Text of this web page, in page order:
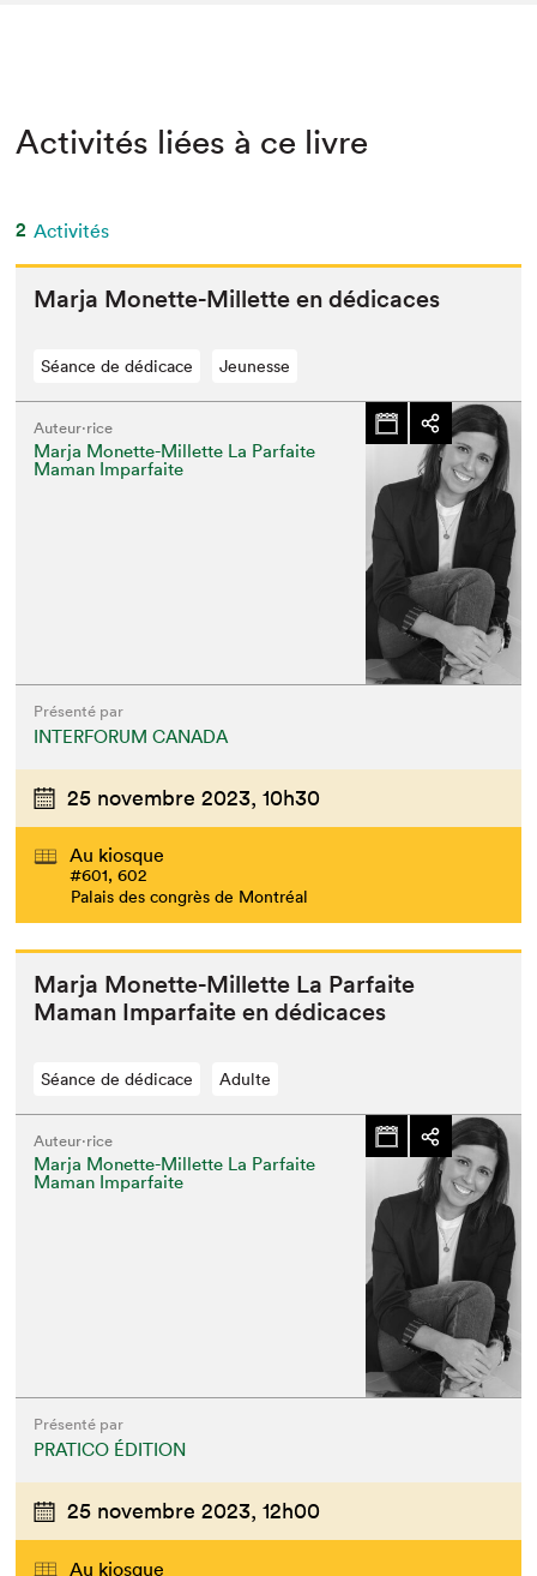
Activités liées à ce livre
2 Activités
Mar­ja Mon­ette-Mil­lette en dédicaces
Séance de dédicace Jeunesse
Auteur·rice
Marja Monette-Millette La Parfaite
Maman Imparfaite
Présenté par
INTERFORUM CANADA
25 novembre 2023, 10h30
Au kiosque
#601, 602
Palais des congrès de Montréal
Mar­ja Mon­ette-Mil­lette La Par­faite
Maman Impar­faite en dédicaces
Séance de dédicace Adulte
Auteur·rice
Marja Monette-Millette La Parfaite
Maman Imparfaite
Présenté par
PRATICO ÉDITION
25 novembre 2023, 12h00
Au kiosque